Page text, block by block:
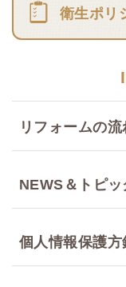
衛生ポリ
リフォームの
NEWS＆トピッ
個人情報保護方